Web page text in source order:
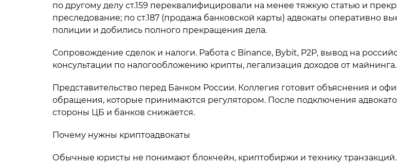
по другому делу ст.159 переквалифицировали на менее тяжкую статью и
преследование; по ст.187 (продажа банковской карты) адвокаты оперативно
полиции и добились полного прекращения дела.
Сопровождение сделок и налоги. Работа с Binance, Bybit, P2P, вывод на
консультации по налогообложению крипты, легализация доходов от майнинга.
Представительство перед Банком России. Коллегия готовит объяснения и
обращения, которые принимаются регулятором. После подключения
стороны ЦБ и банков снижается.
Почему нужны криптоадвокаты
Обычные юристы не понимают блокчейн, криптобиржи и технику